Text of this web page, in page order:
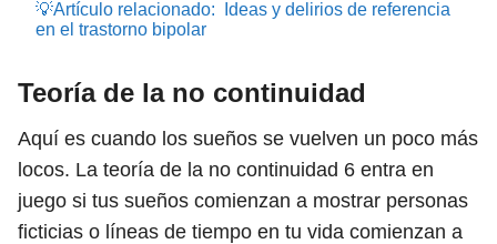
💡Artículo relacionado:
Ideas y delirios de referencia
en el trastorno bipolar
Teoría de la no continuidad
Aquí es cuando los sueños se vuelven un poco más
locos. La teoría de la no continuidad 6 entra en
juego si tus sueños comienzan a mostrar personas
ficticias o líneas de tiempo en tu vida comienzan a